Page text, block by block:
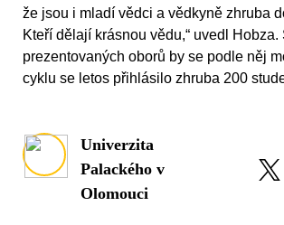
že jsou i mladí vědci a vědkyně zhruba
Kteří dělají krásnou vědu,“ uvedl Hobza.
prezentovaných oborů by se podle něj
cyklu se letos přihlásilo zhruba 200
Univerzita
Palackého v
Olomouci